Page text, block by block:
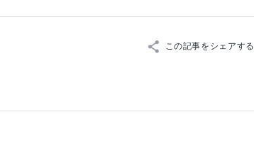
この記事をシェアする